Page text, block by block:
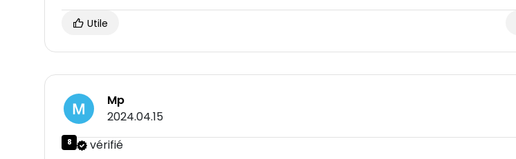
Utile
Mp
2024.04.15
8
vérifié